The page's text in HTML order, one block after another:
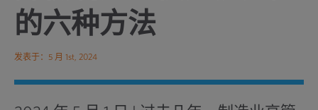
的六种方法
发表于：5 月 1st, 2024